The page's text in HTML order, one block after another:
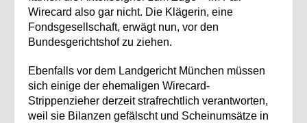
Wirecard also gar nicht. Die Klägerin, eine
Fondsgesellschaft, erwägt nun, vor den
Bundesgerichtshof zu ziehen.
Ebenfalls vor dem Landgericht München müssen
sich einige der ehemaligen Wirecard-
Strippenzieher derzeit strafrechtlich verantworten,
weil sie Bilanzen gefälscht und Scheinumsätze in